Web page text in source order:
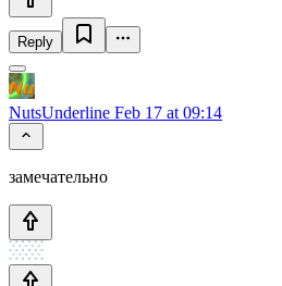
Reply
NutsUnderline Feb 17 at 09:14
замечательно